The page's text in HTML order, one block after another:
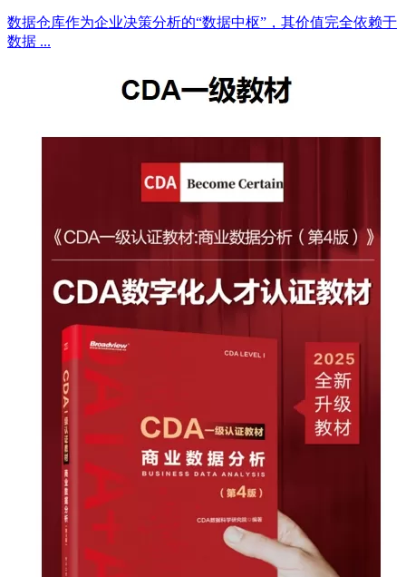
数据仓库作为企业决策分析的“数据中枢”，其价值完全依赖于
数据 ...